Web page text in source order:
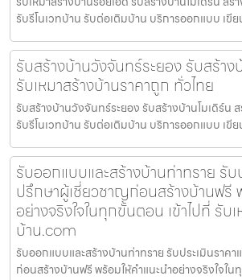
รับรีโนเวทบ้าน รับต่อเติมบ้าน บริการออกแบบ เขี
รับสร้างบ้านวังจันทร์ระยอง รับสร้า
รับเหมาสร้างบ้านราคาถูก ทั่วไทย
รับสร้างบ้านวังจันทร์ระยอง รับสร้างบ้านโมเดิร์น
รับรีโนเวทบ้าน รับต่อเติมบ้าน บริการออกแบบ เขี
รับออกแบบและสร้างบ้านท่าทราย รับ
ปรึกษาผู้เชี่ยวชาญก่อนสร้างบ้านฟรี
อย่างจริงใจในทุกขั้นตอน เข้าไปที่ รับ
บ้าน.com
รับออกแบบและสร้างบ้านท่าทราย รับประเมินราค
ก่อนสร้างบ้านฟรี พร้อมให้คำแนะนำอย่างจริงใจใ